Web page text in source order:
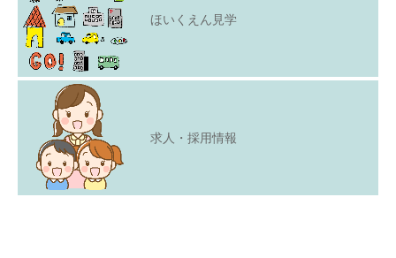
ほいくえん見学
求人・採用情報